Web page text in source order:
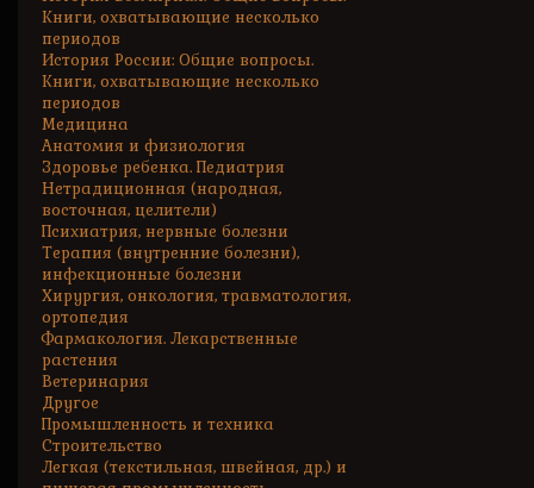
Книги, охватывающие несколько
периодов
История России: Общие вопросы.
Книги, охватывающие несколько
периодов
Медицина
Анатомия и физиология
Здоровье ребенка. Педиатрия
Нетрадиционная (народная,
восточная, целители)
Психиатрия, нервные болезни
Терапия (внутренние болезни),
инфекционные болезни
Хирургия, онкология, травматология,
ортопедия
Фармакология. Лекарственные
растения
Ветеринария
Другое
Промышленность и техника
Строительство
Легкая (текстильная, швейная, др.) и